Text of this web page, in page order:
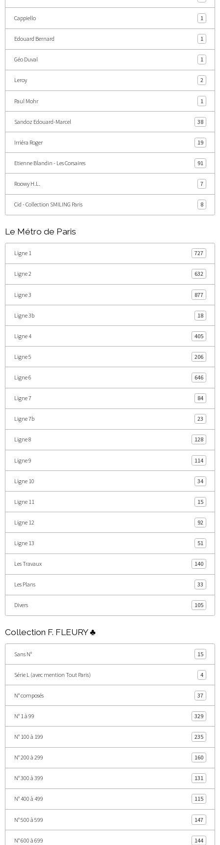
Cappiello 1
Edouard Bernard 1
Géo Duval 1
Leroy 2
Paul Mohr 1
Sandoz Edouard-Marcel 38
Irriéra Roger 19
Etienne Blandin - Les Corsaires 91
Roowy H.L. 7
Cid - Collection SMILING Paris 8
Le Métro de Paris
Ligne 1 727
Ligne 2 632
Ligne 3 877
Ligne 3b 18
Ligne 4 405
Ligne 5 206
Ligne 6 646
Ligne 7 84
Ligne 7b 23
Ligne 8 128
Ligne 9 114
Ligne 10 34
Ligne 11 15
Ligne 12 92
Ligne 13 51
Les Travaux 140
Les Plans 33
Divers 105
Collection F. FLEURY ♣
Sans N° 15
Série L (avec mention Tout Paris) 4
N° composés 37
N° 1 à 99 329
N° 100 à 199 235
N° 200 à 299 160
N° 300 à 399 131
N° 400 à 499 115
N° 500 à 599 147
N° 600 à 699 144